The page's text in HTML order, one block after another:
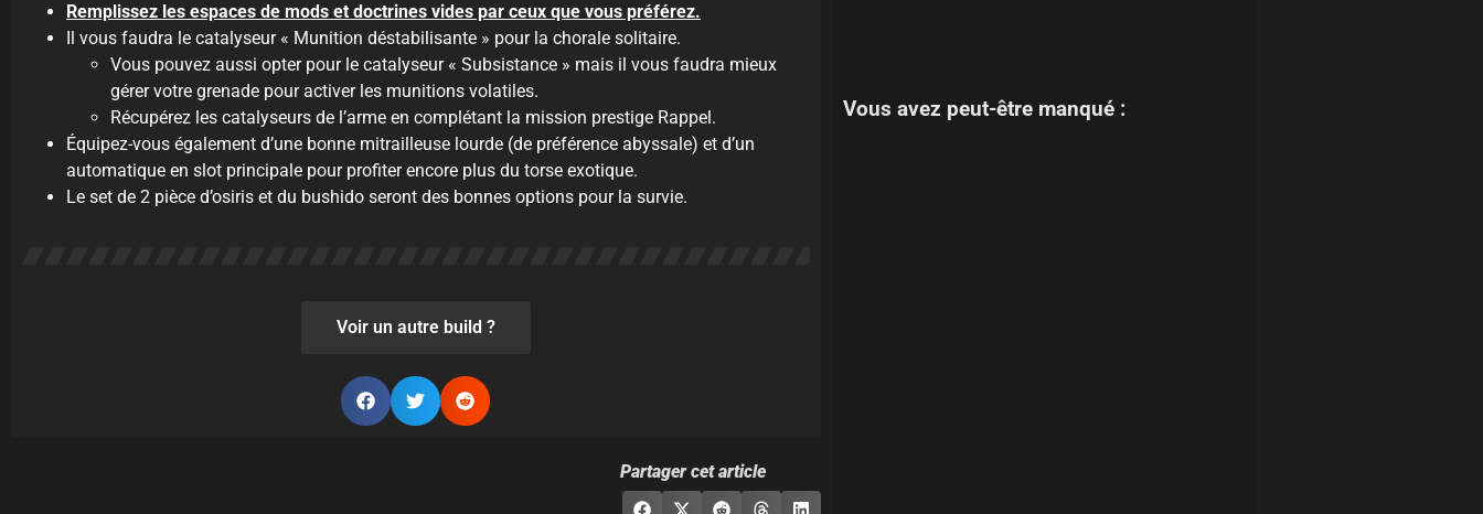
Remplissez les espaces de mods et doctrines vides par ceux que vous préférez.
Il vous faudra le catalyseur « Munition déstabilisante » pour la chorale solitaire.
Vous pouvez aussi opter pour le catalyseur « Subsistance » mais il vous faudra mieux
gérer votre grenade pour activer les munitions volatiles.
Récupérez les catalyseurs de l’arme en complétant la mission prestige Rappel.
Équipez-vous également d’une bonne mitrailleuse lourde (de préférence abyssale) et d’un
automatique en slot principale pour profiter encore plus du torse exotique.
Le set de 2 pièce d’osiris et du bushido seront des bonnes options pour la survie.
Voir un autre build ?
Partager cet article
Vous avez peut-être manqué :